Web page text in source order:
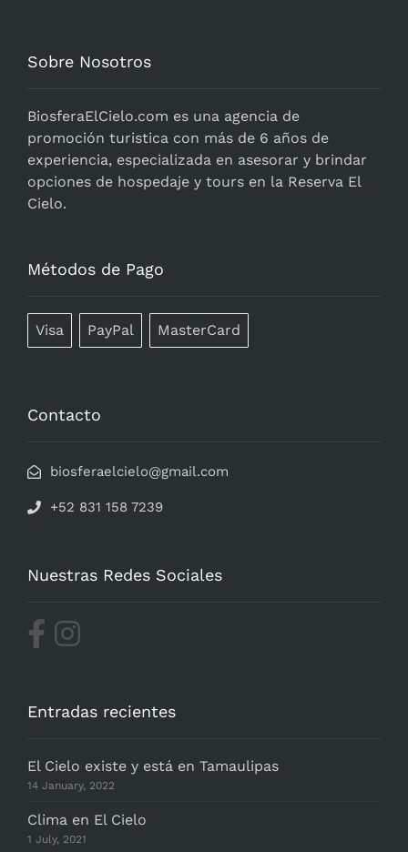
Sobre Nosotros
BiosferaElCielo.com es una agencia de
promoción turistica con más de 6 años de
experiencia, especializada en asesorar y brindar
opciones de hospedaje y tours en la Reserva El
Cielo.
Métodos de Pago
Visa PayPal MasterCard
Contacto
biosferaelcielo@gmail.com
+52 831 158 7239
Nuestras Redes Sociales
Entradas recientes
El Cielo existe y está en Tamaulipas
14 January, 2022
Clima en El Cielo
1 July, 2021